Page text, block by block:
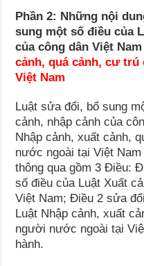
Phần 2: Những nội
sung một số điều của
của công dân Việt
cảnh, quá cảnh, cư
Việt Nam
Luật sửa đổi, bổ sung
cảnh, nhập cảnh của
Nhập cảnh, xuất cảnh,
nước ngoài tại Việt
thông qua gồm 3 Điều:
số điều của Luật Xuất
Việt Nam; Điều 2 sửa
Luật Nhập cảnh, xuất
người nước ngoài tại
hành.